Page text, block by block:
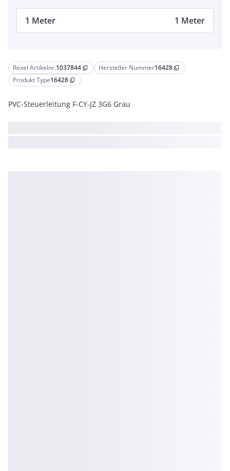
Rexel Artikelnr.1037844 content_copy Hersteller Nummer16428 content_copy
Produkt Type16428 content_copy
PVC-Steuerleitung F-CY-JZ 3G6 Grau
1 Meter 1 Meter